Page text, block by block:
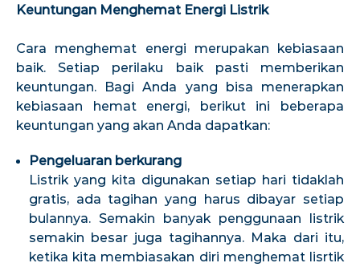
Keuntungan Menghemat Energi Listrik
Cara menghemat energi merupakan kebiasaan
baik. Setiap perilaku baik pasti memberikan
keuntungan. Bagi Anda yang bisa menerapkan
kebiasaan hemat energi, berikut ini beberapa
keuntungan yang akan Anda dapatkan:
Pengeluaran berkurang
Listrik yang kita digunakan setiap hari tidaklah
gratis, ada tagihan yang harus dibayar setiap
bulannya. Semakin banyak penggunaan listrik
semakin besar juga tagihannya. Maka dari itu,
ketika kita membiasakan diri menghemat lisrtik